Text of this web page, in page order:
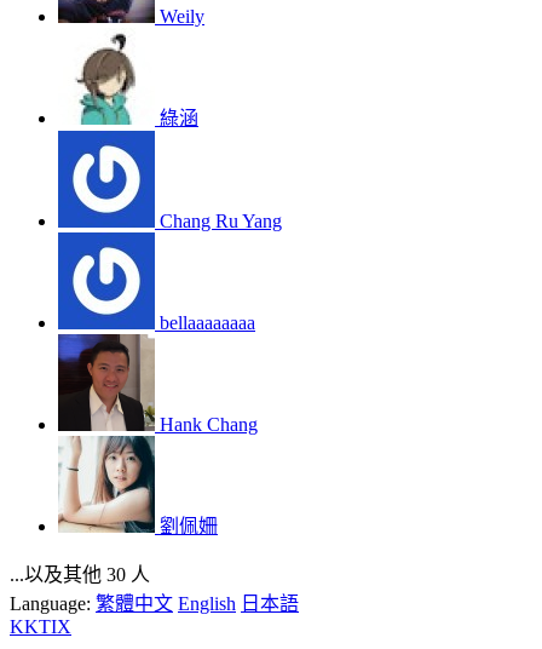
Weily
綠涵
Chang Ru Yang
bellaaaaaaaa
Hank Chang
劉佩姍
...以及其他 30 人
Language: 繁體中文 English 日本語
KKTIX